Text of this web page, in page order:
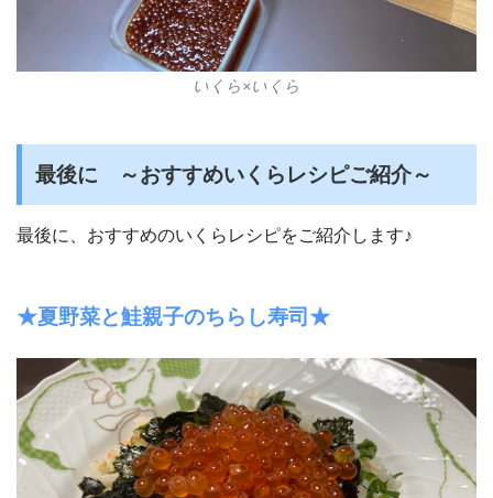
いくら×いくら
最後に ～おすすめいくらレシピご紹介～
最後に、おすすめのいくらレシピをご紹介します♪
★夏野菜と鮭親子のちらし寿司★